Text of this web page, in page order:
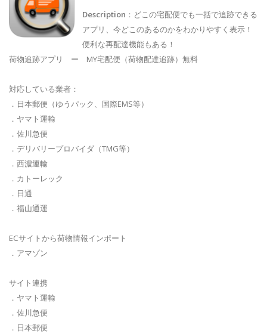
Description ：どこの宅配便でも一括で追跡できる
アプリ、今どこのあるのかをわかりやすく表示！
便利な再配達機能もある！
荷物追跡アプリ ー MY宅配便（荷物配達追跡）無料
対応している業者：
．日本郵便（ゆうパック、国際EMS等）
．ヤマト運輸
．佐川急便
．デリバリープロバイダ（TMG等）
．西濃運輸
．カトーレック
．日通
．福山通運
ECサイトから荷物情報インポート
．アマゾン
サイト連携
．ヤマト運輸
．佐川急便
．日本郵便